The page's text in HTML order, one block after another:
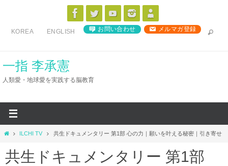
ス
KOREA ENGLISH お問い合わせ メルマガ登録
一指 李承憲
人類愛・地球愛を実践する脳教育
ホ
ム
ILCHI TV 共生ドキュメンタリー 第1部 心の力｜願いを叶える秘密｜引き寄せ
共生ドキュメンタリー 第1部